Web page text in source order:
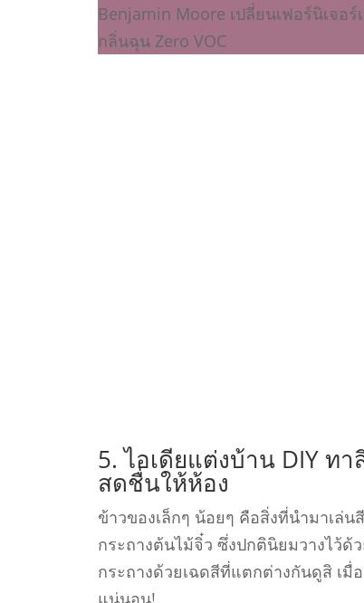
5. ไอเดียแต่งบ้าน DIY ท
สดชื่นให้ห้อง
ข้าวของเล็กๆ น้อยๆ คือสิ่งที่นํามาเล่
กระถางต้นไม้จิ๋ว ซึ่งปกตินิยมวางไว้ด้
กระถางด้วยเฉดสีที่แตกต่างกันดูสิ เมื่
แน่นอน!